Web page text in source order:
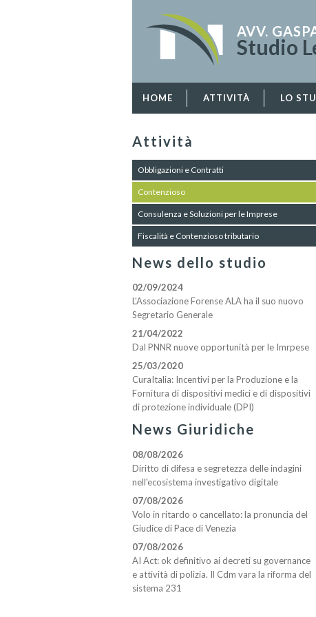
AVV.
Studio
HOME ATTIVITÀ LO
Attività
Obbligazioni e Contratti
Contenzioso
Consulenza e Soluzioni per le Imprese
Fiscalità e Contenzioso tributario
News dello studio
02/09/2024
L'Associazione Forense ALA ha il suo nuovo
Segretario Generale
21/04/2022
Dal PNNR nuove opportunità per le Imrpese
25/03/2020
CuraItalia: Incentivi per la Produzione e la
Fornitura di dispositivi medici e di dispositivi
di protezione individuale (DPI)
News Giuridiche
08/08/2026
Diritto di difesa e segretezza delle indagini
nell'ecosistema investigativo digitale
07/08/2026
Volo in ritardo o cancellato: la pronuncia del
Giudice di Pace di Venezia
07/08/2026
AI Act: ok definitivo ai decreti su governance
e attività di polizia. Il Cdm vara la riforma del
sistema 231